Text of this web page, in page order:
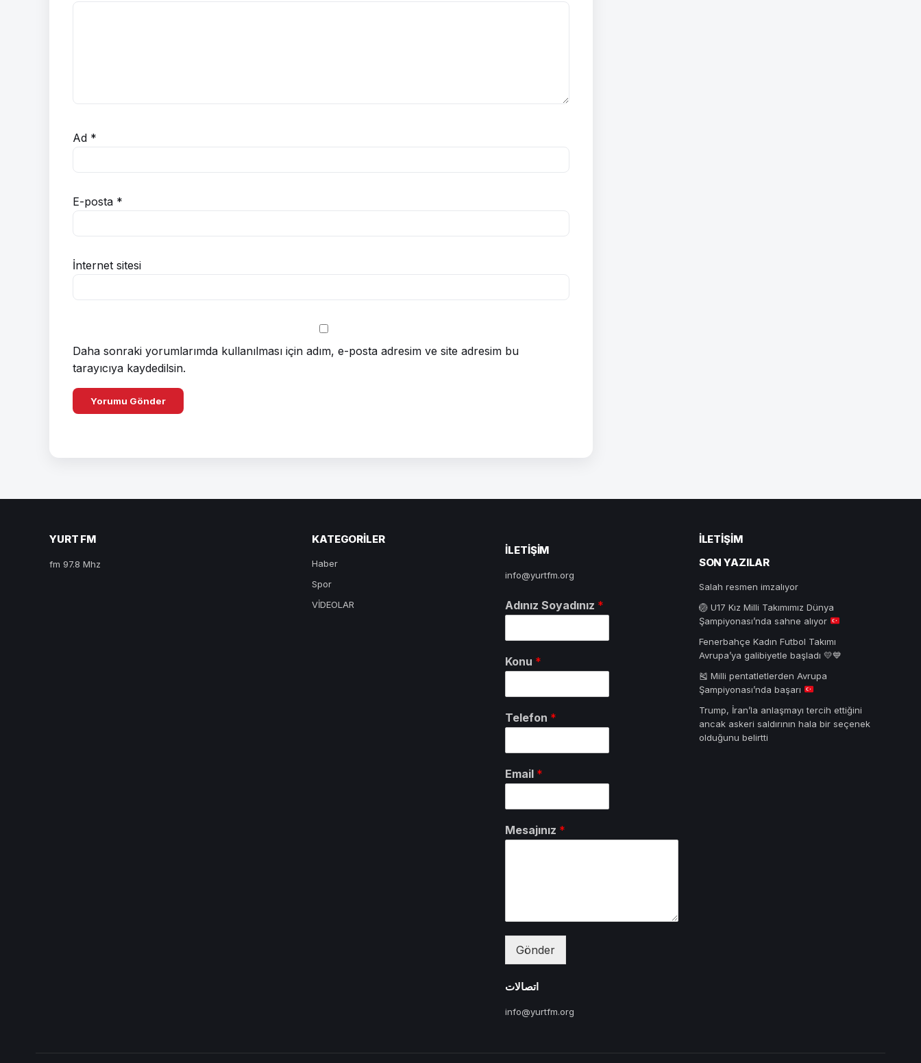
Ad *
E-posta *
İnternet sitesi
Daha sonraki yorumlarımda kullanılması için adım, e-posta adresim ve site adresim bu
tarayıcıya kaydedilsin.
YURT FM
fm 97.8 Mhz
KATEGORILER
Haber
Spor
VİDEOLAR
ILETIŞIM
info@yurtfm.org
Adınız Soyadınız *
Konu *
Telefon *
Email *
Mesajınız *
Gönder
اتصالات
info@yurtfm.org
İLETIŞIM
SON YAZILAR
Salah resmen imzalıyor
🏐U17 Kız Milli Takımımız Dünya
Şampiyonası’nda sahne alıyor
Fenerbahçe Kadın Futbol Takımı
Avrupa’ya galibiyetle başladı 💛💙
🎽 Milli pentatletlerden Avrupa
Şampiyonası’nda başarı
Trump, İran’la anlaşmayı tercih ettiğini
ancak askeri saldırının hala bir seçenek
olduğunu belirtti